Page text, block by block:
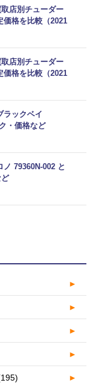
店別チューダー
価格を比較（2021
店別チューダー
価格を比較（2021
ラックベイ
・価格など
79360N-002 と
ど
►
►
►
►
►